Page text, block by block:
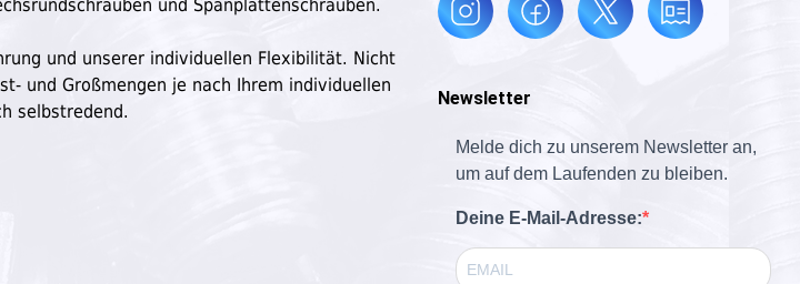
und Spanplattenschrauben.
und unserer individuellen Flexibilität. Nicht
und Großmengen je nach Ihrem individuellen
selbstredend.
Newsletter
Melde dich zu unserem Newsletter an,
um auf dem Laufenden zu bleiben.
Deine E-Mail-Adresse: